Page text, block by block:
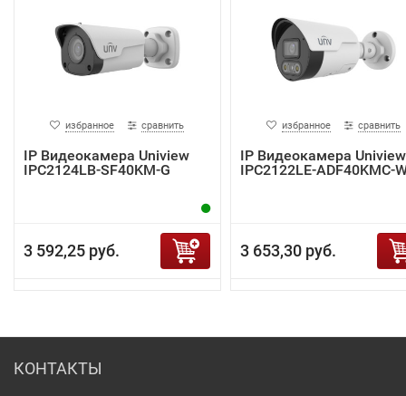
избранное сравнить
IP Видеокамера Uniview
IPC2124LB-SF40KM-G
3 592,25 руб.
избранное сравнить
IP Видеокамера Uniview
IPC2122LE-ADF40KMC-
3 653,30 руб.
КОНТАКТЫ